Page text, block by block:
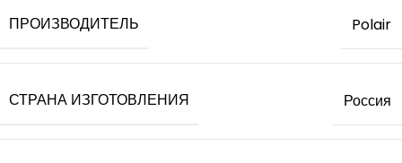
ПРОИЗВОДИТЕЛЬ Polair
СТРАНА ИЗГОТОВЛЕНИЯ Россия